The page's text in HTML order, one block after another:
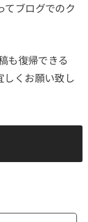
てブログでのク
も復帰できる
しくお願い致し